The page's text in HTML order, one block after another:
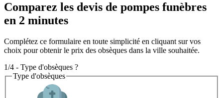
Comparez les devis de pompes funèbres
en 2 minutes
Complétez ce formulaire en toute simplicité en cliquant sur vos
choix pour obtenir le prix des obsèques dans la ville souhaitée.
1/4 - Type d'obsèques ?
Type d'obsèques